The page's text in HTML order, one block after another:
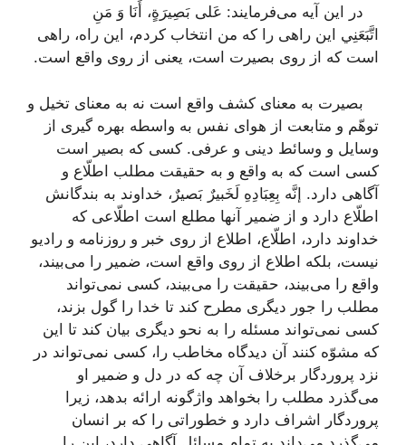
در این آیه می‌فرمایند: عَلى‌ بَصِيرَةٍ، أَنَا وَ مَنِ
اتَّبَعَنِي‌ این راهی را كه من انتخاب كردم، این راه، راهی
است كه از روی بصیرت است، یعنی از روی واقع است.
بصیرت به معنای كشف واقع است نه به معنای تخیل و
توهّم و متابعت از هوای نفس به واسطه بهره گیری از
وسایل و وسائط دینی و عرفی. كسی كه بصیر است
كسی است كه به واقع و به حقیقت مطلب اطلّاع و
آگاهی دارد. إنَّه بِعِبَادِهِ لَخَبیرٌ بَصیرٌ، خداوند به بندگانش
اطلّاع دارد و از ضمیر آنها مطلع است اطلّاعی كه
خداوند دارد، اطلّاع، اطلاع از روی خبر و روزنامه و رادیو
نیست، بلكه اطلاع از روی واقع است، ضمیر را می‌بیند،
واقع را می‌بیند، حقیقت را می‌بیند، كسی نمی‌تواند
مطلب را جور دیگری مطرح كند تا خدا را گول بزند،
كسی نمی‌تواند مسئله را به نحو دیگری بیان كند تا این
كه مشوّه كنند آن دیدگاه مخاطب را، كسی نمی‌تواند در
نزد پروردگار برخلاف آن چه كه در دل و ضمیر او
می‌گذرد مطلب را بخواهد واژگونه ارائه بدهد، زیرا
پروردگار اشراف دارد و خطوراتی را كه بر انسان